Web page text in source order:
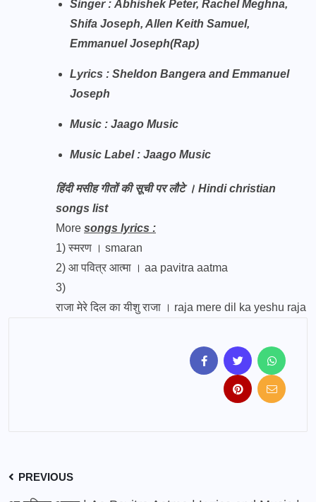
Singer : Abhishek Peter, Rachel Meghna,
Shifa Joseph, Allen Keith Samuel,
Emmanuel Joseph(Rap)
Lyrics : Sheldon Bangera and Emmanuel
Joseph
Music : Jaago Music
Music Label : Jaago Music
हिंदी मसीह गीतों की सूची पर लौटे । Hindi christian
songs list
More songs lyrics :
1)स्मरण । smaran
2) आ पवित्र आत्मा । aa pavitra aatma
3)
राजा मेरे दिल का यीशु राजा । raja mere dil ka yeshu raja
PREVIOUS